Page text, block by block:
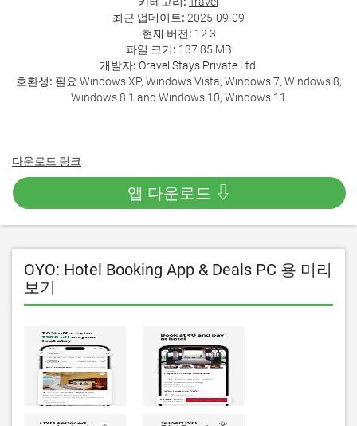
최근 업데이트: 2025-09-09
현재 버전: 12.3
파일 크기: 137.85 MB
개발자: Oravel Stays Private Ltd.
호환성: 필요 Windows XP, Windows Vista, Windows 7, Windows 8,
Windows 8.1 and Windows 10, Windows 11
다운로드 링크
앱 다운로드 ⇩
OYO: Hotel Booking App & Deals PC 용 미리
보기